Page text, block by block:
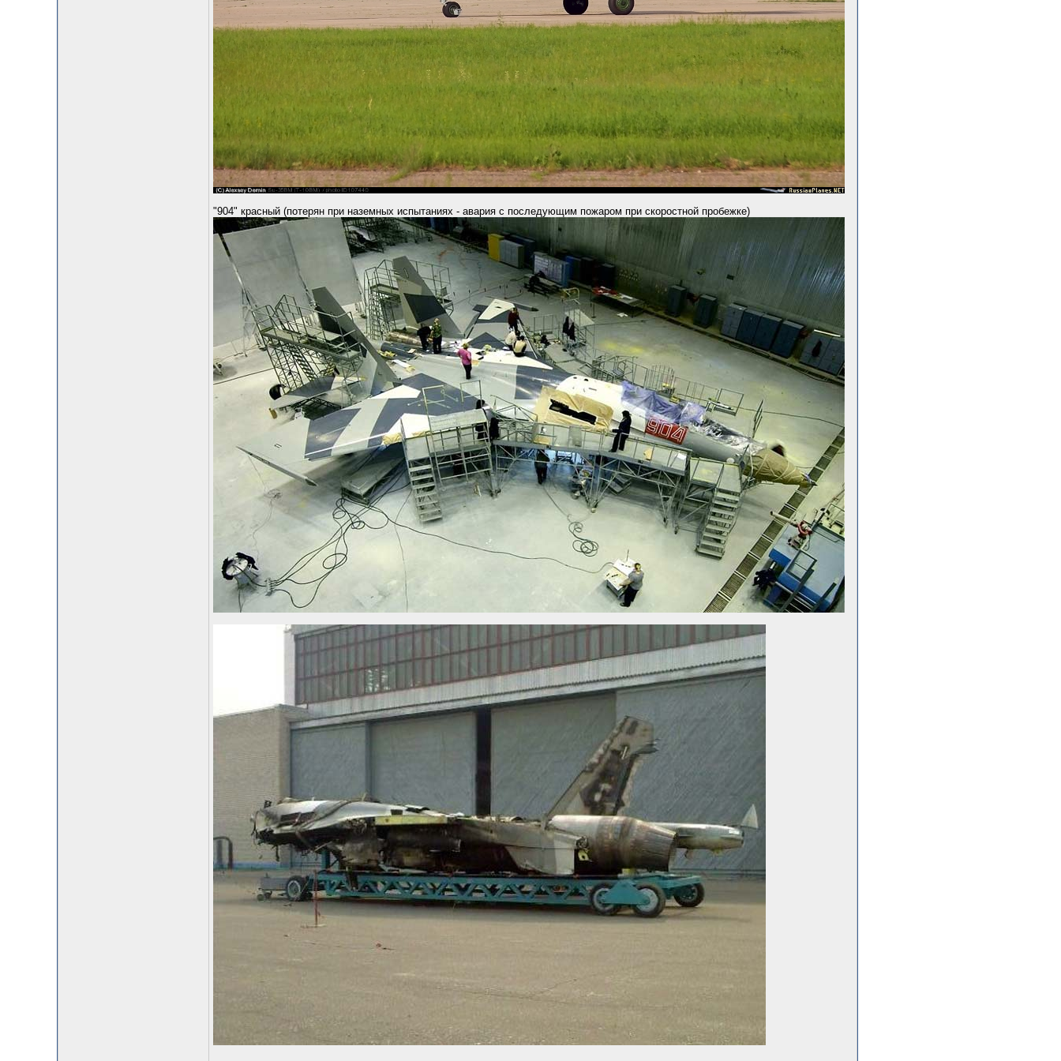
"904" красный (потерян при наземных испытаниях - авария с последующим пожаром при скоростной пробежке)